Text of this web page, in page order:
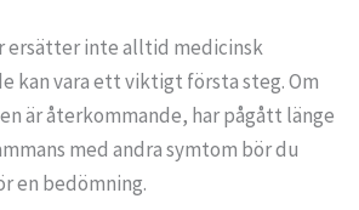
ersätter inte alltid medicinsk
kan vara ett viktigt första steg. Om
är återkommande, har pågått länge
med andra symtom bör du
en bedömning.